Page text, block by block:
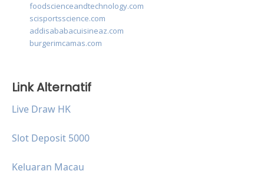
foodscienceandtechnology.com
scisportsscience.com
addisababacuisineaz.com
burgerimcamas.com
Link Alternatif
Live Draw HK
Slot Deposit 5000
Keluaran Macau